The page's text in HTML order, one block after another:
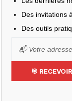
Des invitations
Des outils